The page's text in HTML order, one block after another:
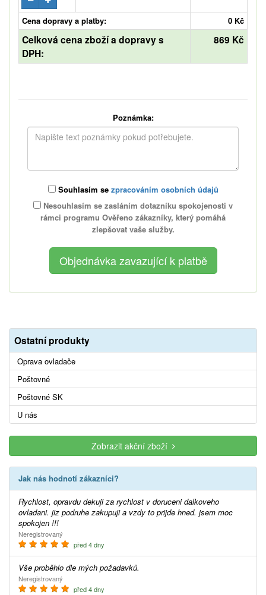
Cena dopravy a platby: 0 Kč
Celková cena zboží a dopravy s
DPH:
869 Kč
Poznámka:
Souhlasím se zpracováním osobních údajů
Nesouhlasím se zasláním dotazníku spokojenosti v
rámci programu Ověřeno zákazníky, který pomáhá
zlepšovat vaše služby.
Ostatní produkty
Oprava ovladače
Poštovné
Poštovné SK
U nás
Zobrazit akční zboží
Jak nás hodnotí zákazníci?
Rychlost, opravdu dekuji za rychlost v doruceni dalkoveho
ovladani. jiz podruhe zakupuji a vzdy to prijde hned. jsem moc
spokojen !!!
Neregistrovaný
před 4 dny
Vše proběhlo dle mých požadavků.
Neregistrovaný
před 4 dny